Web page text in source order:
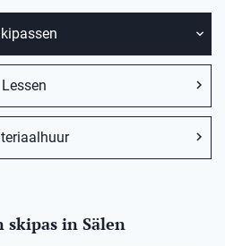
Lessen
in Sälen